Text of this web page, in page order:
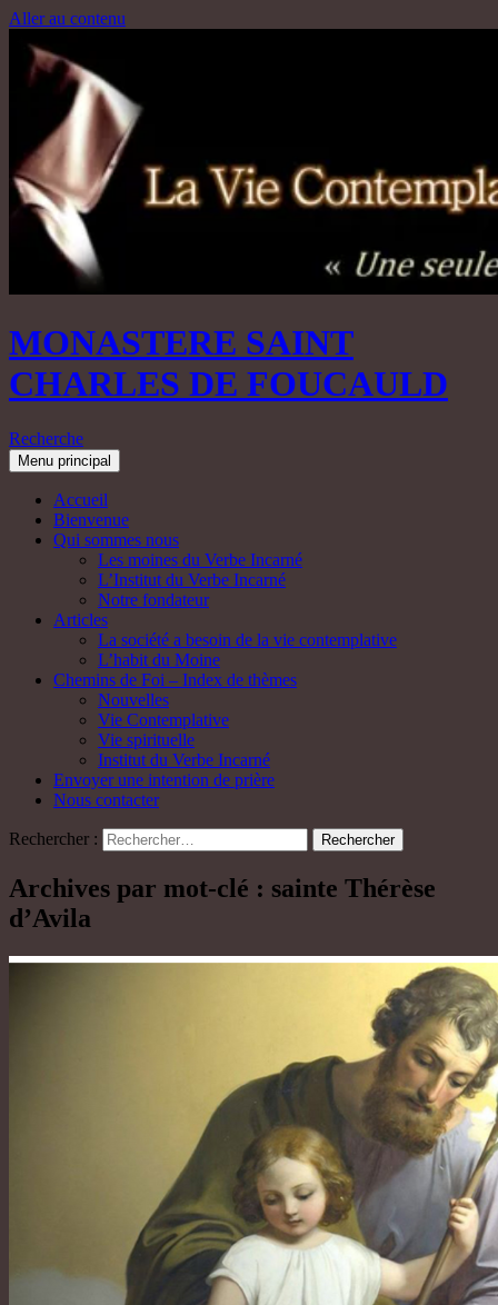
Aller au contenu
MONASTERE SAINT
CHARLES DE FOUCAULD
Recherche
Menu principal
Accueil
Bienvenue
Qui sommes nous
Les moines du Verbe Incarné
L’Institut du Verbe Incarné
Notre fondateur
Articles
La société a besoin de la vie contemplative
L’habit du Moine
Chemins de Foi – Index de thèmes
Nouvelles
Vie Contemplative
Vie spirituelle
Institut du Verbe Incarné
Envoyer une intention de prière
Nous contacter
Rechercher :
Archives par mot-clé : sainte Thérèse
d’Avila